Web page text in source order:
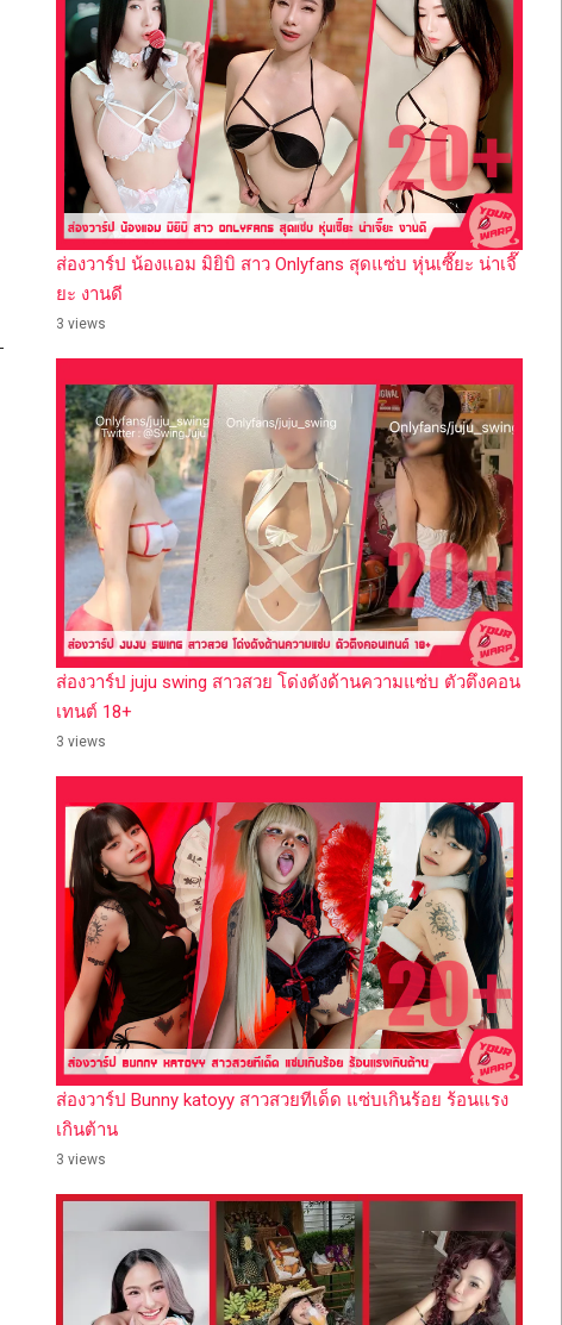
ส่องวาร์ป น้องแอม มิยิบิ สาว Onlyfans สุดแซ่บ หุ่นเซี๊ยะ น่าเจี๊
ยะ งานดี
3 views
ส่องวาร์ป juju swing สาวสวย โด่งดังด้านความแซ่บ ตัวตึงคอน
เทนต์ 18+
3 views
ส่องวาร์ป Bunny katoyy สาวสวยทีเด็ด แซ่บเกินร้อย ร้อนแรง
เกินต้าน
3 views